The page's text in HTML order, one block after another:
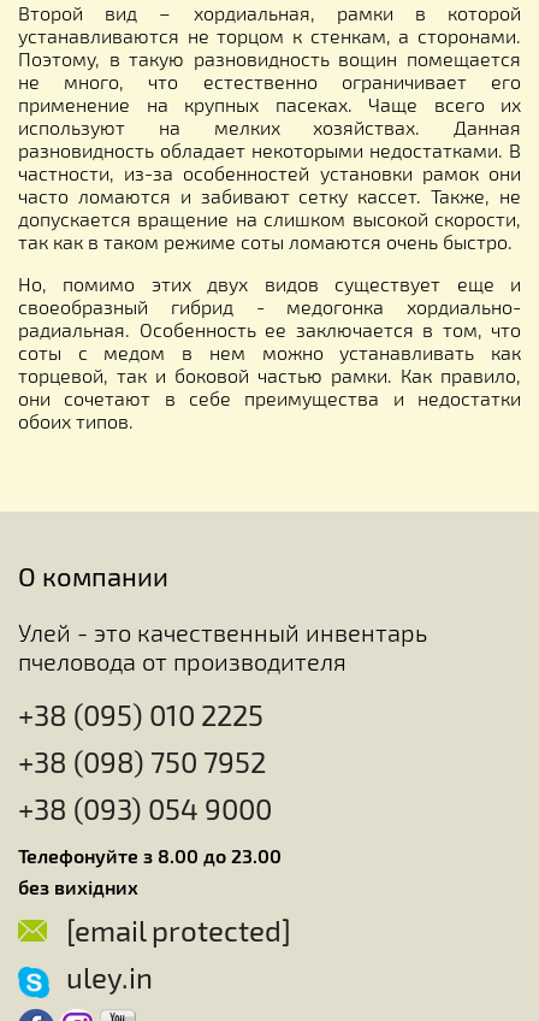
Второй вид – хордиальная, рамки в которой
устанавливаются не торцом к стенкам, а сторонами.
Поэтому, в такую разновидность вощин помещается
не много, что естественно ограничивает его
применение на крупных пасеках. Чаще всего их
используют на мелких хозяйствах. Данная
разновидность обладает некоторыми недостатками. В
частности, из-за особенностей установки рамок они
часто ломаются и забивают сетку кассет. Также, не
допускается вращение на слишком высокой скорости,
так как в таком режиме соты ломаются очень быстро.
Но, помимо этих двух видов существует еще и
своеобразный гибрид - медогонка хордиально-
радиальная. Особенность ее заключается в том, что
соты с медом в нем можно устанавливать как
торцевой, так и боковой частью рамки. Как правило,
они сочетают в себе преимущества и недостатки
обоих типов.
О компании
Улей - это качественный инвентарь
пчеловода от производителя
+38 (095) 010 2225
+38 (098) 750 7952
+38 (093) 054 9000
Телефонуйте з 8.00 до 23.00
без вихідних
[email protected]
uley.in